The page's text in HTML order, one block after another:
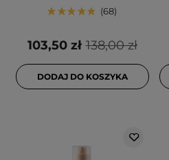
68
138,00 zł
103,50 zł
DODAJ DO KOSZYKA